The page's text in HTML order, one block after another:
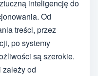
inteligencję do
Od
treści, przez
po systemy
są szerokie.
od